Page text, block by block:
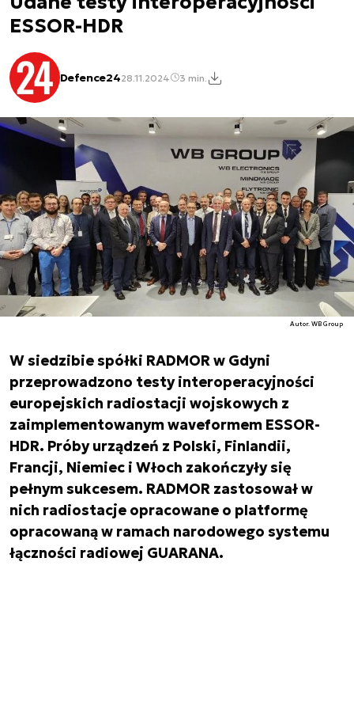
ESSOR-HDR
Defence2428.11.2024 3 min.
Autor. WB Group
W siedzibie spółki RADMOR w Gdyni
przeprowadzono testy interoperacyjności
europejskich radiostacji wojskowych z
zaimplementowanym waveformem ESSOR-
HDR. Próby urządzeń z Polski, Finlandii,
Francji, Niemiec i Włoch zakończyły się
pełnym sukcesem. RADMOR zastosował w
nich radiostacje opracowane o platformę
opracowaną w ramach narodowego systemu
łączności radiowej GUARANA.